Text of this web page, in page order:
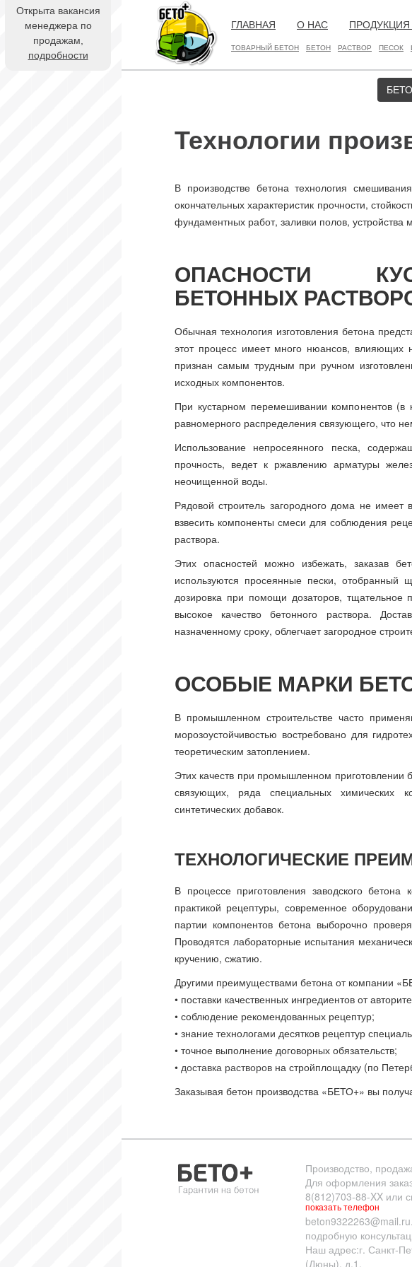
ГЛАВНАЯ О НАС ПРОДУКЦИЯ
Открыта вакансия
менеджера по
продажам,
подробности
ТОВАРНЫЙ БЕТОН БЕТОН РАСТВОР ПЕСОК
Технологии
В производстве бетона технология
окончательных характеристик прочности,
фундаментных работ, заливки полов, устройства
ОПАСНОСТИ
БЕТОННЫХ
Обычная технология изготовления бетона
этот процесс имеет много нюансов, влияющих
признан самым трудным при ручном
исходных компонентов.
При кустарном перемешивании компонентов
равномерного распределения связующего, что
Использование непросеянного песка,
прочность, ведет к ржавлению арматуры
неочищенной воды.
Рядовой строитель загородного дома не имеет
взвесить компоненты смеси для соблюдения
раствора.
Этих опасностей можно избежать, заказав
используются просеянные пески, отобранный
дозировка при помощи дозаторов,
высокое качество бетонного раствора.
назначенному сроку, облегчает загородное
ОСОБЫЕ МАРКИ
В промышленном строительстве часто
морозоустойчивостью востребовано для
теоретическим затоплением.
Этих качеств при промышленном приготовлении
связующих, ряда специальных химических
синтетических добавок.
ТЕХНОЛОГИЧЕСКИЕ
В процессе приготовления заводского
практикой рецептуры, современное
партии компонентов бетона выборочно
Проводятся лабораторные испытания
кручению, сжатию.
Другими преимуществами бетона от компании
• поставки качественных ингредиентов от
• соблюдение рекомендованных рецептур;
• знание технологами десятков рецептур
• точное выполнение договорных обязательств;
• доставка растворов на стройплощадку (по
Заказывая бетон производства «БЕТО+» вы
Производство,
Для оформления
8(812)703-88-XX
показать телефон
или
beton9322263@mail.ru
подробную
Наш адрес:г. Санкт-
(Дюны), д.1.